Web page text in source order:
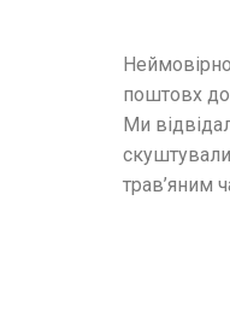
поштовх до
Ми
скуштували
трав’яним